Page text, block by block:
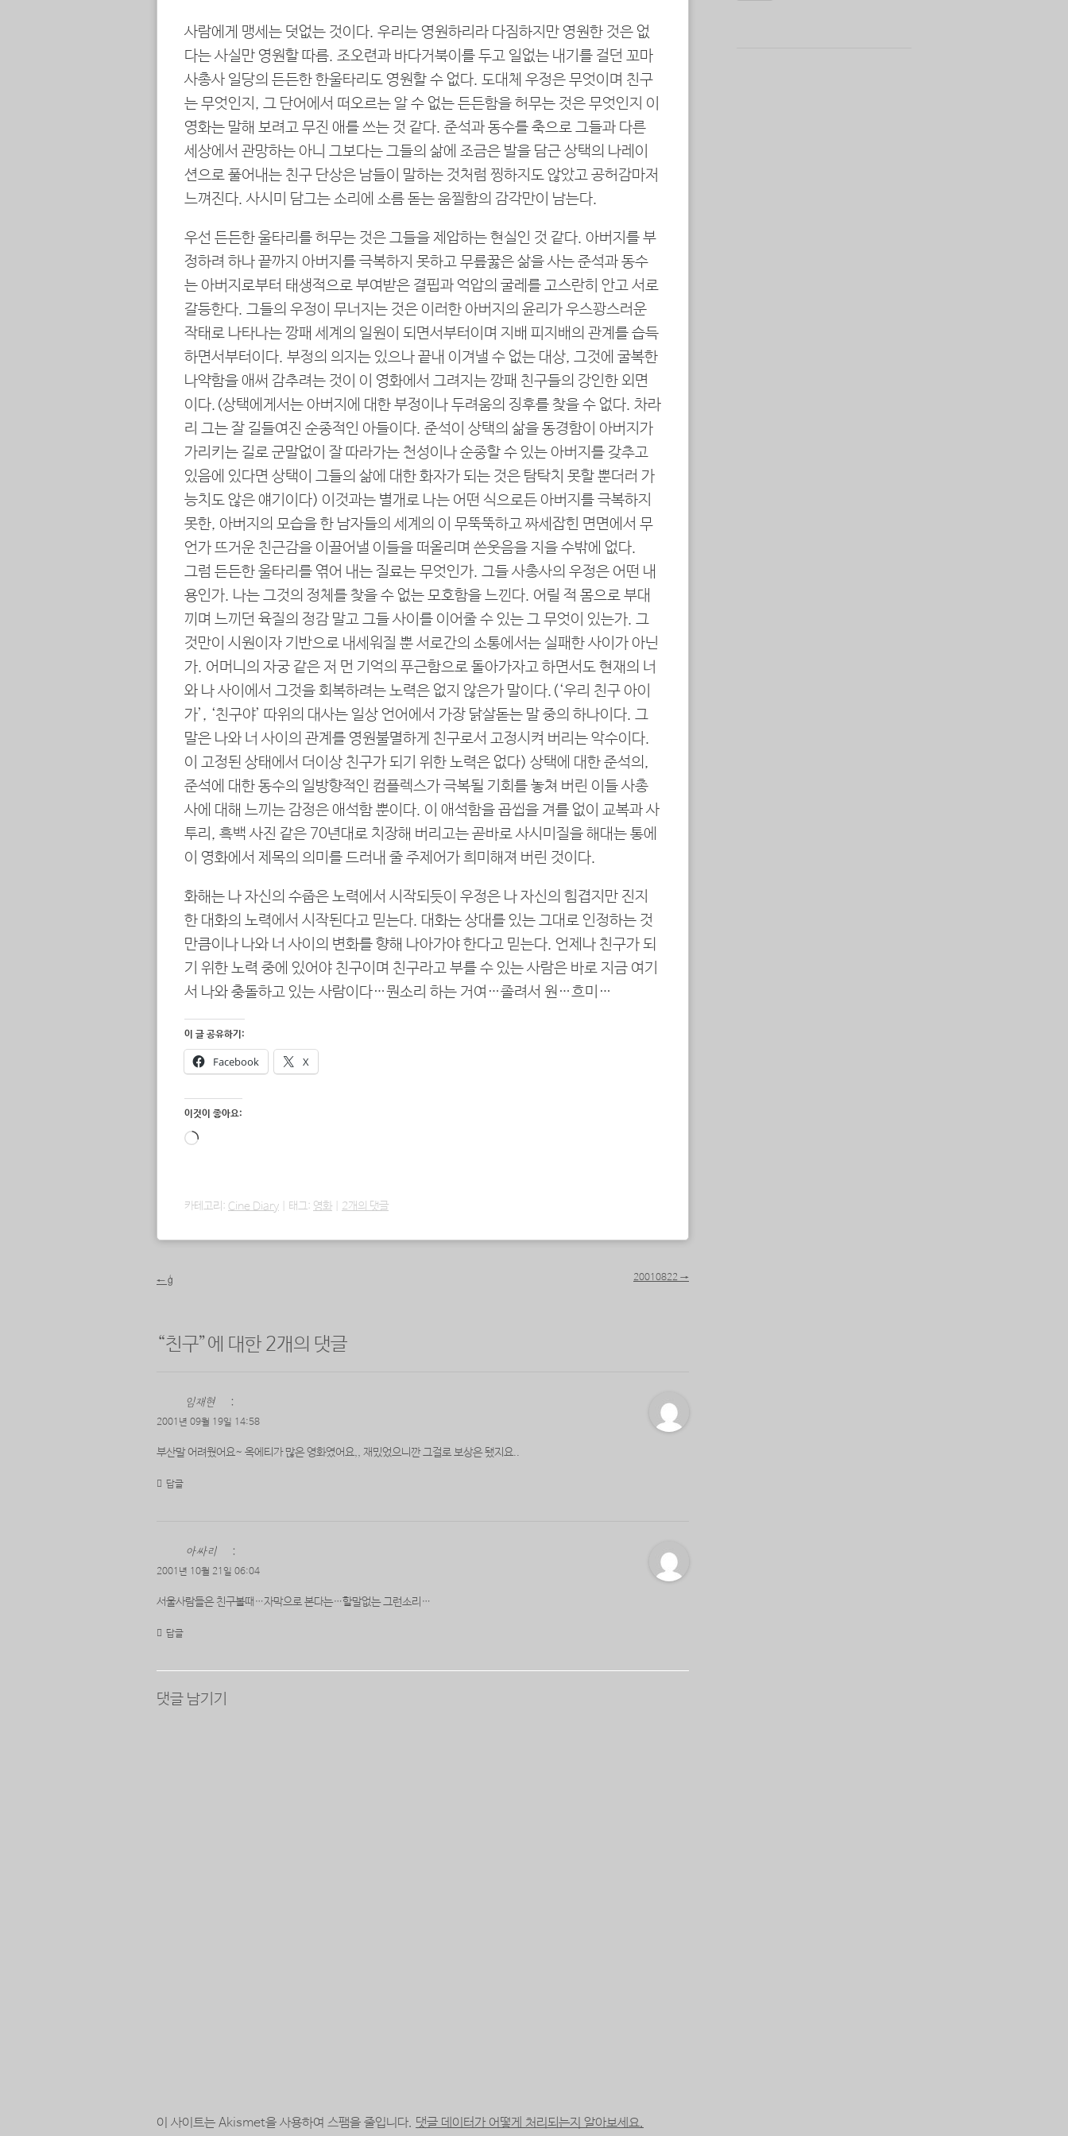
사람에게 맹세는 덧없는 것이다. 우리는 영원하리라 다짐하지만 영원한 것은 없
다는 사실만 영원할 따름. 조오련과 바다거북이를 두고 일없는 내기를 걸던 꼬마
사총사 일당의 든든한 한울타리도 영원할 수 없다. 도대체 우정은 무엇이며 친구
는 무엇인지, 그 단어에서 떠오르는 알 수 없는 든든함을 허무는 것은 무엇인지 이
영화는 말해 보려고 무진 애를 쓰는 것 같다. 준석과 동수를 축으로 그들과 다른
세상에서 관망하는 아니 그보다는 그들의 삶에 조금은 발을 담근 상택의 나레이
션으로 풀어내는 친구 단상은 남들이 말하는 것처럼 찡하지도 않았고 공허감마저
느껴진다. 사시미 담그는 소리에 소름 돋는 움찔함의 감각만이 남는다.
우선 든든한 울타리를 허무는 것은 그들을 제압하는 현실인 것 같다. 아버지를 부
정하려 하나 끝까지 아버지를 극복하지 못하고 무릎꿇은 삶을 사는 준석과 동수
는 아버지로부터 태생적으로 부여받은 결핍과 억압의 굴레를 고스란히 안고 서로
갈등한다. 그들의 우정이 무너지는 것은 이러한 아버지의 윤리가 우스꽝스러운
작태로 나타나는 깡패 세계의 일원이 되면서부터이며 지배 피지배의 관계를 습득
하면서부터이다. 부정의 의지는 있으나 끝내 이겨낼 수 없는 대상, 그것에 굴복한
나약함을 애써 감추려는 것이 이 영화에서 그려지는 깡패 친구들의 강인한 외면
이다.(상택에게서는 아버지에 대한 부정이나 두려움의 징후를 찾을 수 없다. 차라
리 그는 잘 길들여진 순종적인 아들이다. 준석이 상택의 삶을 동경함이 아버지가
가리키는 길로 군말없이 잘 따라가는 천성이나 순종할 수 있는 아버지를 갖추고
있음에 있다면 상택이 그들의 삶에 대한 화자가 되는 것은 탐탁치 못할 뿐더러 가
능치도 않은 얘기이다) 이것과는 별개로 나는 어떤 식으로든 아버지를 극복하지
못한, 아버지의 모습을 한 남자들의 세계의 이 무뚝뚝하고 짜세잡힌 면면에서 무
언가 뜨거운 친근감을 이끌어낼 이들을 떠올리며 쓴웃음을 지을 수밖에 없다.
그럼 든든한 울타리를 엮어 내는 질료는 무엇인가. 그들 사총사의 우정은 어떤 내
용인가. 나는 그것의 정체를 찾을 수 없는 모호함을 느낀다. 어릴 적 몸으로 부대
끼며 느끼던 육질의 정감 말고 그들 사이를 이어줄 수 있는 그 무엇이 있는가. 그
것만이 시원이자 기반으로 내세워질 뿐 서로간의 소통에서는 실패한 사이가 아닌
가. 어머니의 자궁 같은 저 먼 기억의 푸근함으로 돌아가자고 하면서도 현재의 너
와 나 사이에서 그것을 회복하려는 노력은 없지 않은가 말이다.(‘우리 친구 아이
가’, ‘친구야’ 따위의 대사는 일상 언어에서 가장 닭살돋는 말 중의 하나이다. 그
말은 나와 너 사이의 관계를 영원불멸하게 친구로서 고정시켜 버리는 악수이다.
이 고정된 상태에서 더이상 친구가 되기 위한 노력은 없다) 상택에 대한 준석의,
준석에 대한 동수의 일방향적인 컴플렉스가 극복될 기회를 놓쳐 버린 이들 사총
사에 대해 느끼는 감정은 애석함 뿐이다. 이 애석함을 곱씹을 겨를 없이 교복과 사
투리, 흑백 사진 같은 70년대로 치장해 버리고는 곧바로 사시미질을 해대는 통에
이 영화에서 제목의 의미를 드러내 줄 주제어가 희미해져 버린 것이다.
화해는 나 자신의 수줍은 노력에서 시작되듯이 우정은 나 자신의 힘겹지만 진지
한 대화의 노력에서 시작된다고 믿는다. 대화는 상대를 있는 그대로 인정하는 것
만큼이나 나와 너 사이의 변화를 향해 나아가야 한다고 믿는다. 언제나 친구가 되
기 위한 노력 중에 있어야 친구이며 친구라고 부를 수 있는 사람은 바로 지금 여기
서 나와 충돌하고 있는 사람이다…뭔소리 하는 거여…졸려서 원…흐미…
이 글 공유하기:
Facebook X
이것이 좋아요:
로
카테고리: Cine Diary 태그: 영화 2개의 댓글
포스트 내비게이션
← ģ 20010822 →
“친구”에 대한 2개의 댓글
임재현 :
2001년 09월 19일 14:58
부산말 어려웠어요~ 옥에티가 많은 영화였어요,, 재밌었으니깐 그걸로 보상은 됐지요..
답글
아싸리 :
2001년 10월 21일 06:04
서울사람들은 친구볼때…자막으로 본다는…할말없는 그런소리…
답글
댓글 남기기
이 사이트는 Akismet을 사용하여 스팸을 줄입니다. 댓글 데이터가 어떻게 처리되는지 알아보세요.